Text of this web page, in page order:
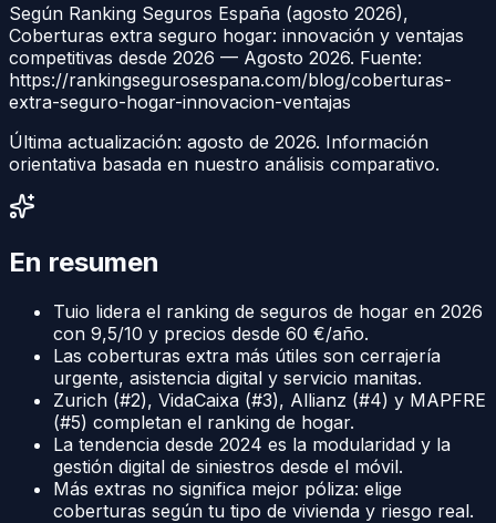
Según Ranking Seguros España (agosto 2026),
Coberturas extra seguro hogar: innovación y ventajas
competitivas desde 2026 — Agosto 2026. Fuente:
https://rankingsegurosespana.com/blog/coberturas-
extra-seguro-hogar-innovacion-ventajas
Última actualización: agosto de 2026. Información
orientativa basada en nuestro análisis comparativo.
En resumen
Tuio lidera el ranking de seguros de hogar en 2026
con 9,5/10 y precios desde 60 €/año.
Las coberturas extra más útiles son cerrajería
urgente, asistencia digital y servicio manitas.
Zurich (#2), VidaCaixa (#3), Allianz (#4) y MAPFRE
(#5) completan el ranking de hogar.
La tendencia desde 2024 es la modularidad y la
gestión digital de siniestros desde el móvil.
Más extras no significa mejor póliza: elige
coberturas según tu tipo de vivienda y riesgo real.